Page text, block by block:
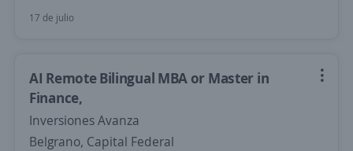
17 de julio
AI Remote Bilingual MBA or Master in
Finance,
Inversiones Avanza
Belgrano, Capital Federal